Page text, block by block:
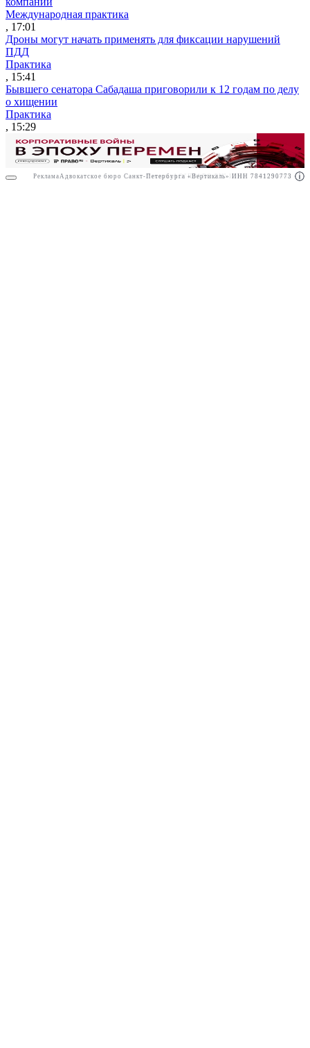
РекламаАО"ПРАВО.РУ" ИНН: 7708095468
Международная практика
, 17:01
Дроны могут начать применять для фиксации нарушений
ПДД
Практика
, 15:41
Бывшего сенатора Сабадаша приговорили к 12 годам по делу
о хищении
Практика
, 15:29
Реклама Адвокатское бюро Санкт-Петербурга «Вертикаль» ИНН 7841290773